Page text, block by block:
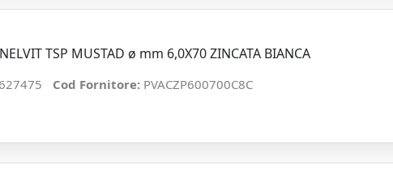
TSP MUSTAD ø mm 6,0X70 ZINCATA BIANCA
Cod Fornitore: PVACZP600700C8C